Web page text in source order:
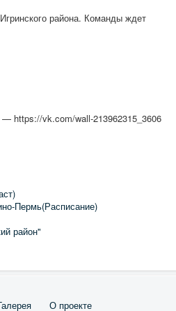
района. Команды ждет
https://vk.com/wall-213962315_3606
Пермь(Расписание)
район"
О проекте